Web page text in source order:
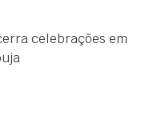
celebrações em